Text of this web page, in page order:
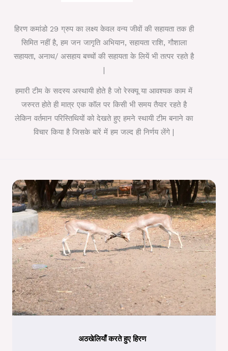
हिरण कमांडो 29 ग्रुप का लक्ष्य केवल वन्य जीवों की सहायता तक ही
सिमित नहीं है, हम जन जागृति अभियान, सहायता राशि, गौशाला
सहायता, अनाथ/ असहाय बच्चों की सहायता के लियें भी तत्पर रहते है
|
हमारी टीम के सदस्य अस्थायी होते है जो रेस्क्यू या आवश्यक काम में
जरुरत होते ही मात्र एक कॉल पर किसी भी समय तैयार रहते है
लेकिन वर्तमान परिस्तिथियों को देखते हुए हमने स्थायी टीम बनाने का
विचार किया है जिसके बारें में हम जल्द ही निर्णय लेंगे |
अठखेलियाँ करते हुए हिरण